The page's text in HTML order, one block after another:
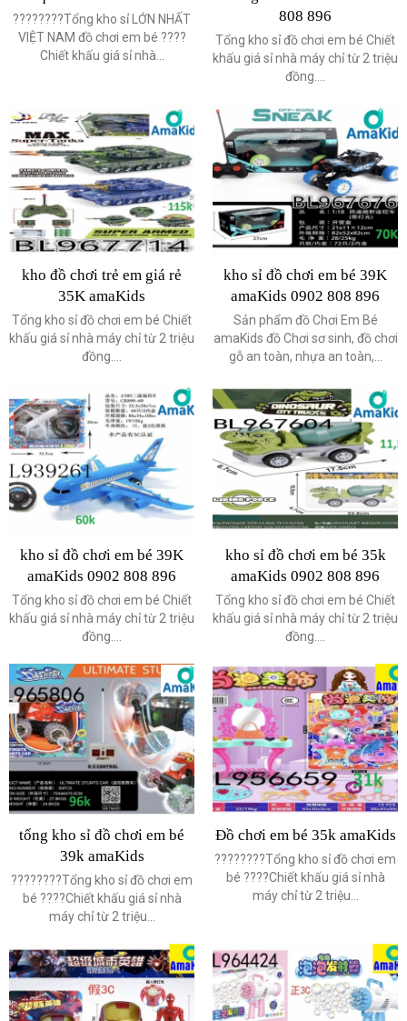
????????Tổng kho sỉ LỚN NHẤT
VIỆT NAM đồ chơi em bé ????
Chiết khấu giá sỉ nhà...
808 896
Tổng kho sỉ đồ chơi em bé Chiết
khấu giá sỉ nhà máy chỉ từ 2 triệu
đồng....
kho đồ chơi trẻ em giá rẻ
35K amaKids
Tổng kho sỉ đồ chơi em bé Chiết
khấu giá sỉ nhà máy chỉ từ 2 triệu
đồng....
kho sỉ đồ chơi em bé 39K
amaKids 0902 808 896
Sản phẩm đồ Chơi Em Bé
amaKids đồ Chơi sơ sinh, đồ chơi
gỗ an toàn, nhựa an toàn,...
kho sỉ đồ chơi em bé 39K
amaKids 0902 808 896
Tổng kho sỉ đồ chơi em bé Chiết
khấu giá sỉ nhà máy chỉ từ 2 triệu
đồng....
kho sỉ đồ chơi em bé 35k
amaKids 0902 808 896
Tổng kho sỉ đồ chơi em bé Chiết
khấu giá sỉ nhà máy chỉ từ 2 triệu
đồng....
tổng kho sỉ đồ chơi em bé
39k amaKids
????????Tổng kho sỉ đồ chơi em
bé ????Chiết khấu giá sỉ nhà
máy chỉ từ 2 triệu...
Đồ chơi em bé 35k amaKids
????????Tổng kho sỉ đồ chơi em
bé ????Chiết khấu giá sỉ nhà
máy chỉ từ 2 triệu...